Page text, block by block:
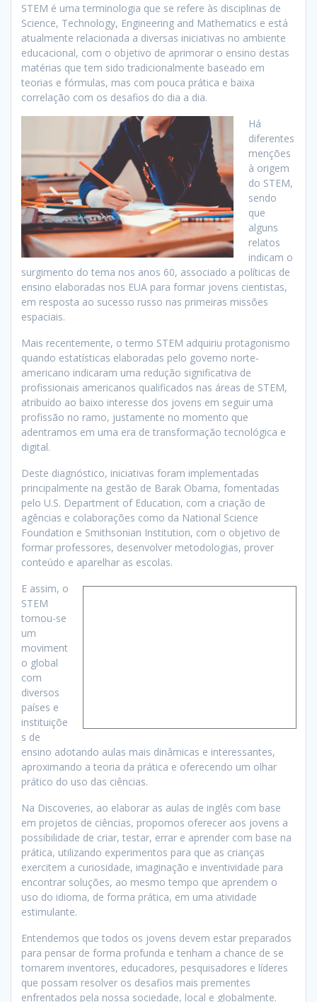
STEM é uma terminologia que se refere às disciplinas de
Science, Technology, Engineering and Mathematics e está
atualmente relacionada a diversas iniciativas no ambiente
educacional, com o objetivo de aprimorar o ensino destas
matérias que tem sido tradicionalmente baseado em
teorias e fórmulas, mas com pouca prática e baixa
correlação com os desafios do dia a dia.
Há
diferentes
menções
à origem
do STEM,
sendo
que
alguns
relatos
indicam o
surgimento do tema nos anos 60, associado a políticas de
ensino elaboradas nos EUA para formar jovens cientistas,
em resposta ao sucesso russo nas primeiras missões
espaciais.
Mais recentemente, o termo STEM adquiriu protagonismo
quando estatísticas elaboradas pelo governo norte-
americano indicaram uma redução significativa de
profissionais americanos qualificados nas áreas de STEM,
atribuído ao baixo interesse dos jovens em seguir uma
profissão no ramo, justamente no momento que
adentramos em uma era de transformação tecnológica e
digital.
Deste diagnóstico, iniciativas foram implementadas
principalmente na gestão de Barak Obama, fomentadas
pelo U.S. Department of Education, com a criação de
agências e colaborações como da National Science
Foundation e Smithsonian Institution, com o objetivo de
formar professores, desenvolver metodologias, prover
conteúdo e aparelhar as escolas.
E assim, o
STEM
tornou-se
um
moviment
o global
com
diversos
países e
instituiçõe
s de
ensino adotando aulas mais dinâmicas e interessantes,
aproximando a teoria da prática e oferecendo um olhar
prático do uso das ciências.
Na Discoveries, ao elaborar as aulas de inglês com base
em projetos de ciências, propomos oferecer aos jovens a
possibilidade de criar, testar, errar e aprender com base na
prática, utilizando experimentos para que as crianças
exercitem a curiosidade, imaginação e inventividade para
encontrar soluções, ao mesmo tempo que aprendem o
uso do idioma, de forma prática, em uma atividade
estimulante.
Entendemos que todos os jovens devem estar preparados
para pensar de forma profunda e tenham a chance de se
tornarem inventores, educadores, pesquisadores e líderes
que possam resolver os desafios mais prementes
enfrentados pela nossa sociedade, local e globalmente.